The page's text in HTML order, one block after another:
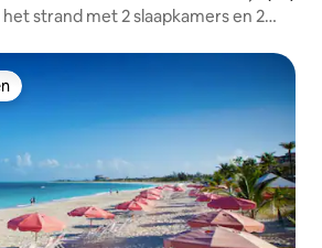
strand met 2 slaapkamers en 2